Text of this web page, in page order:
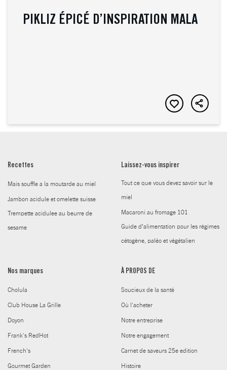
PIKLIZ ÉPICÉ D’INSPIRATION MALA
Recettes
Mais souffle a la moutarde au miel
Jambon acidule et omelette suisse
Trempette acidulee au beurre de
sesame
Laissez-vous inspirer
Tout ce que vous devez savoir sur le
miel
Macaroni au fromage 101
Guide d’alimentation pour les régimes
cétogène, paléo et végétalien
Nos marques
Cholula
Club House La Grille
Doyon
Frank's RedHot
French's
Gourmet Garden
À PROPOS DE
Soucieux de la santé
Où l'acheter
Notre entreprise
Notre engagement
Carnet de saveurs 25e edition
Histoire